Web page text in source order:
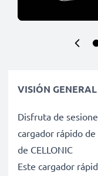
VISIÓN GENERAL
Disfruta de
cargador rápido de
de CELLONIC
Este cargador